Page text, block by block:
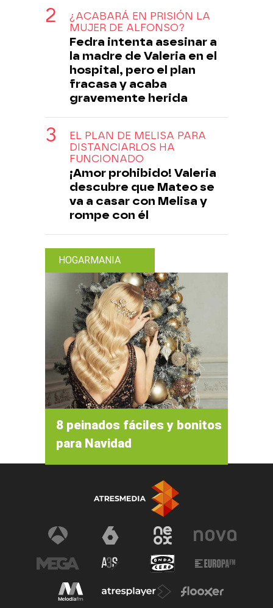
¿ACABARÁ EN PRISIÓN LA
MUJER DE ALFONSO?
Fedra intenta asesinar a
la madre de Valeria en el
hospital, pero el plan
fracasa y acaba
gravemente herida
EL PLAN DE MELISA PARA
DISTANCIARLOS HA
FUNCIONADO
¡Amor prohibido! Valeria
descubre que Mateo se
va a casar con Melisa y
rompe con él
HOGARMANIA
8 peinados fáciles y bonitos
para Navidad